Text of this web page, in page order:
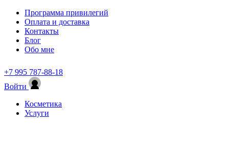
Программа привилегий
Оплата и доставка
Контакты
Блог
Обо мне
+7 995 787-88-18
Войти
Косметика
Услуги